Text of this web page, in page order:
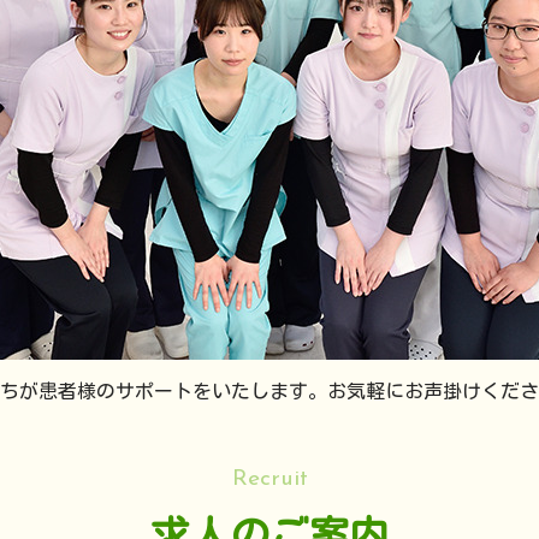
が患者様のサポートをいたします。お気軽にお声掛けくだ
Recruit